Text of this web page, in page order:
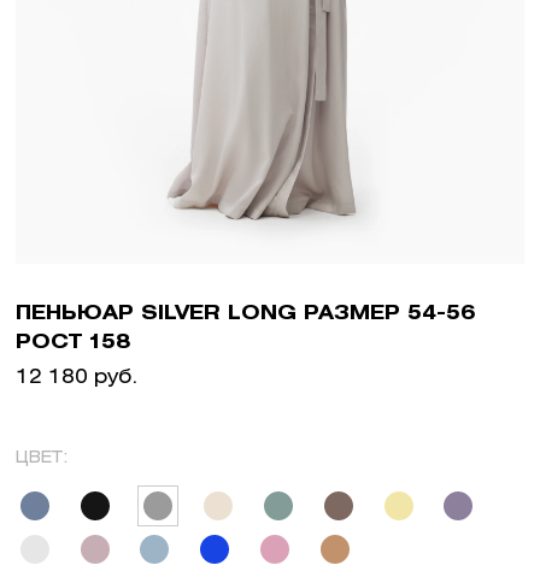
ПЕНЬЮАР SILVER LONG РАЗМЕР 54-56
РОСТ 158
12 180 руб.
ЦВЕТ: